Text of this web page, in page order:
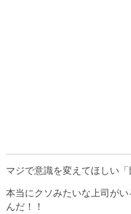
マジで意識を変えてほしい
本当にクソみたいな上司が
んだ！！